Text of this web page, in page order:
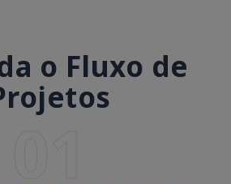
o Fluxo de